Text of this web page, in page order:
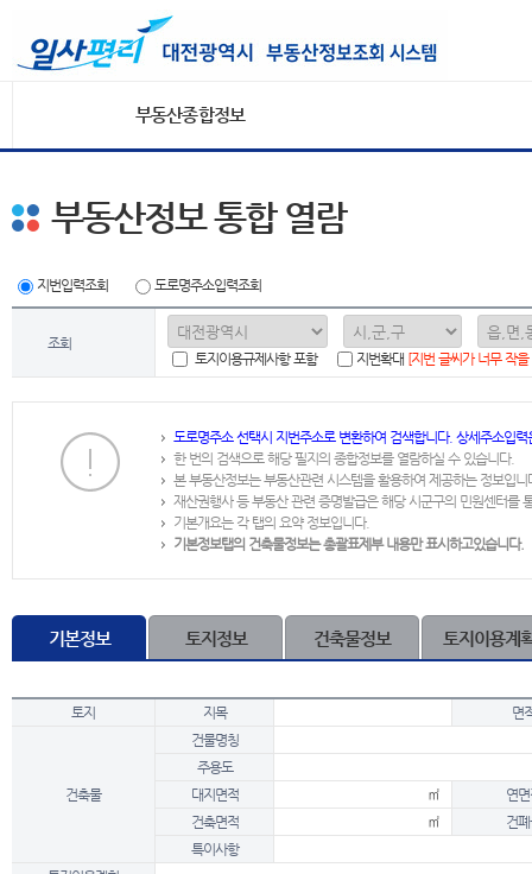
부동산종합정보
부동산정보 통합 열람
지번입력조회 도로명주소입력조회
조회
토지이용규제사항 포함
지번확대 [지번 글씨가 너무 작
도로명주소 선택시 지번주소로 변환하여 검색합니다. 상세주소입
한 번의 검색으로 해당 필지의 종합정보를 열람하실 수 있습니다.
본 부동산정보는 부동산관련 시스템을 활용하여 제공하는 정보입니
재산권행사 등 부동산 관련 증명발급은 해당 시군구의 민원센터를
기본개요는 각 탭의 요약 정보입니다.
기본정보탭의 건축물정보는 총괄표제부 내용만 표시하고있습니다.
기본정보 토지정보 건축물정보 토지이용계
토지 지목 면
건축물
건물명칭
주용도
대지면적
㎡
연
건축면적
㎡
건
특이사항